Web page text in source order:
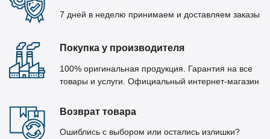
7 дней в неделю принимаем и доставляем заказы
Покупка у производителя
100% оригинальная продукция. Гарантия на все
товары и услуги. Официальный интернет-магазин
Возврат товара
Ошиблись с выбором или остались излишки?